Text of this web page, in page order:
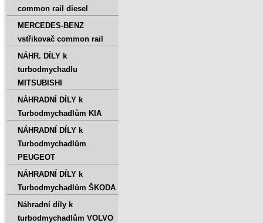
common rail diesel
MERCEDES-BENZ
vstřikovač common rail
NÁHR. DÍLY k
turbodmychadlu
MITSUBISHI
NÁHRADNÍ DÍLY k
Turbodmychadlům KIA
NÁHRADNÍ DÍLY k
Turbodmychadlům
PEUGEOT
NÁHRADNÍ DÍLY k
Turbodmychadlům ŠKODA
Náhradní díly k
turbodmychadlům VOLVO